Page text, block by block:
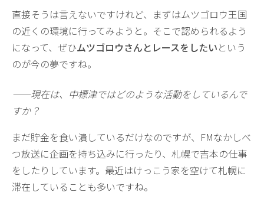
直接そうは言えないですけれど、まずはムツゴロウ王国
の近くの環境に行ってみようと。そこで認められるよう
になって、ぜひムツゴロウさんとレースをしたいという
のが今の夢ですね。
——現在は、中標津ではどのような活動をしているんで
すか？
まだ貯金を食い潰しているだけなのですが、FMなかしべ
つ放送に企画を持ち込みに行ったり、札幌で吉本の仕事
をしたりしています。最近はけっこう家を空けて札幌に
滞在していることも多いですね。